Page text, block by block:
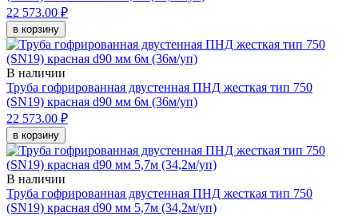
22 573.00 ₽
в корзину
В наличии
Труба гофрированная двустенная ПНД жесткая тип 750
(SN19) красная d90 мм 6м (36м/уп)
22 573.00 ₽
в корзину
В наличии
Труба гофрированная двустенная ПНД жесткая тип 750
(SN19) красная d90 мм 5,7м (34,2м/уп)